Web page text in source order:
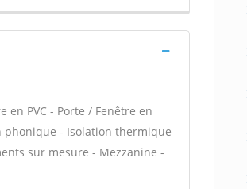
PVC - Porte / Fenêtre en
phonique - Isolation thermique
sur mesure - Mezzanine -